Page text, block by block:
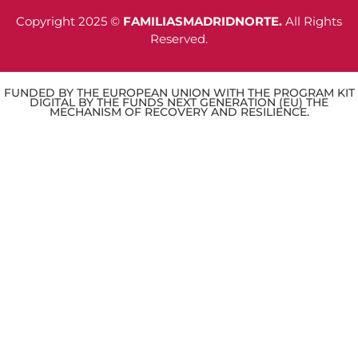
Copyright 2025 © FAMILIASMADRIDNORTE. All Rights
Reserved.
FUNDED BY THE EUROPEAN UNION WITH THE PROGRAM KIT
DIGITAL BY THE FUNDS NEXT GENERATION (EU) THE
MECHANISM OF RECOVERY AND RESILIENCE.